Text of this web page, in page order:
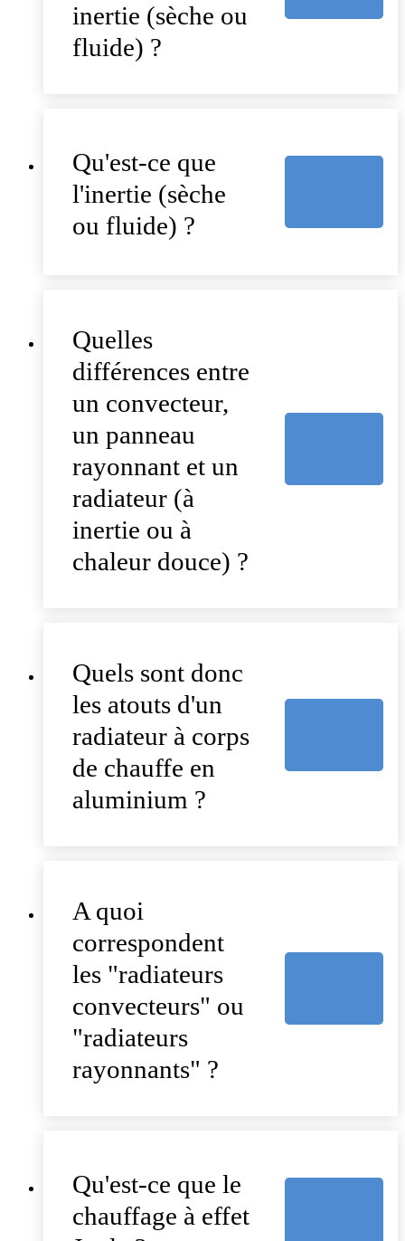
inertie (sèche ou
fluide) ?
Qu'est-ce que
l'inertie (sèche
ou fluide) ?
Quelles
différences entre
un convecteur,
un panneau
rayonnant et un
radiateur (à
inertie ou à
chaleur douce) ?
Quels sont donc
les atouts d'un
radiateur à corps
de chauffe en
aluminium ?
A quoi
correspondent
les "radiateurs
convecteurs" ou
"radiateurs
rayonnants" ?
Qu'est-ce que le
chauffage à effet